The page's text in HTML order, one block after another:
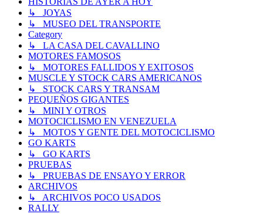
↳ JOYAS
↳ MUSEO DEL TRANSPORTE
Category
↳ LA CASA DEL CAVALLINO
MOTORES FAMOSOS
↳ MOTORES FALLIDOS Y EXITOSOS
MUSCLE Y STOCK CARS AMERICANOS
↳ STOCK CARS Y TRANSAM
PEQUEÑOS GIGANTES
↳ MINI Y OTROS
MOTOCICLISMO EN VENEZUELA
↳ MOTOS Y GENTE DEL MOTOCICLISMO
GO KARTS
↳ GO KARTS
PRUEBAS
↳ PRUEBAS DE ENSAYO Y ERROR
ARCHIVOS
↳ ARCHIVOS POCO USADOS
RALLY